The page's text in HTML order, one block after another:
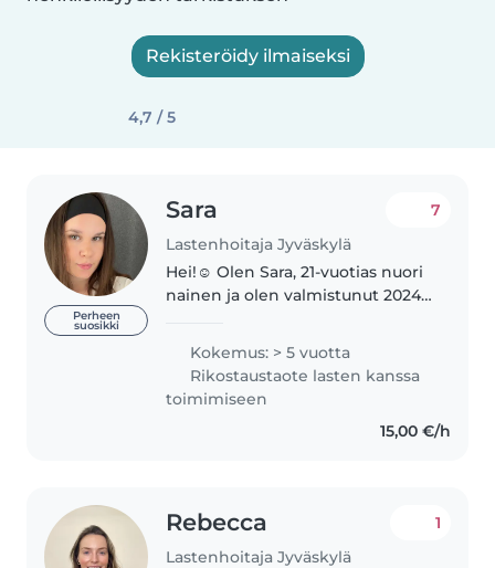
Rekisteröidy ilmaiseksi
4,7 / 5
Perheen
suosikki
Sara
Lastenhoitaja Jyväskylä
7
Hei!☺️ Olen Sara, 21-vuotias nuori
nainen ja olen valmistunut 2024
lastenohjaajaksi. Minulla on
kokemusta 7 vuoden ajalta 0-7
vuotiaista lapsista (vauvoista..
Kokemus: > 5 vuotta
Rikostaustaote lasten kanssa
toimimiseen
15,00 €/h
Rebecca
Lastenhoitaja Jyväskylä
1